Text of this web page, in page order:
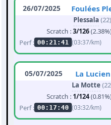
26/07/2025 Foulées
Plessala (22)
Scratch :3/126
Perf : 00:21:41 (03:37/km)
05/07/2025 La
La Motte
Scratch : 1/124
Perf : 00:17:40 (03:32/km)